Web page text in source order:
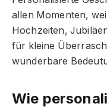
allen Momenten,
Hochzeiten,
für kleine
wunderbare
Wie